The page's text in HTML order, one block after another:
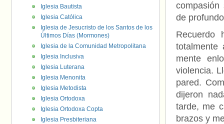
compasión
de
Recuerdo
totalmente
mente
violencia.
pared.
dijeron
tarde, me
brazos y
Iglesia Bautista
Iglesia Católica
Iglesia de Jesucristo de los Santos de los
Últimos Días (Mormones)
Iglesia de la Comunidad Metropolitana
Iglesia Inclusiva
Iglesia Luterana
Iglesia Menonita
Iglesia Metodista
Iglesia Ortodoxa
Iglesia Ortodoxa Copta
Iglesia Presbiteriana